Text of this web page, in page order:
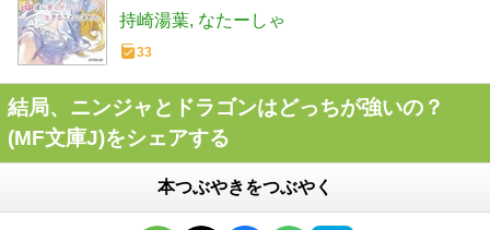
(オーバーラップ文庫)
持崎湯葉 なたーしゃ
33
結局、ニンジャとドラゴンはどっちが強いの？
(MF文庫J)をシェアする
本つぶやきをつぶやく